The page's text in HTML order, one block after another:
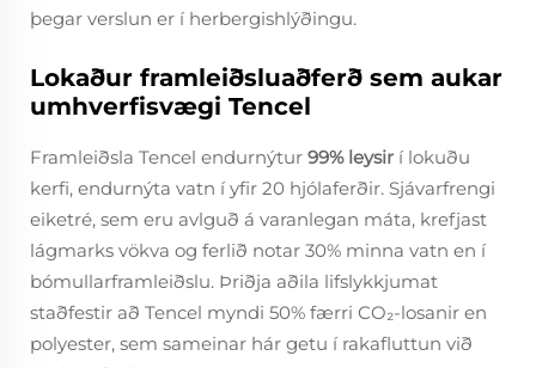
þegar verslun er í herbergishlýðingu.
Lokaður framleiðsluaðferð sem aukar
umhverfisvægi Tencel
Framleiðsla Tencel endurnýtur 99% leysir í lokuðu
kerfi, endurnýta vatn í yfir 20 hjólaferðir. Sjávarfrengi
eiketré, sem eru avlguð á varanlegan máta, krefjast
lágmarks vökva og ferlið notar 30% minna vatn en í
bómullarframleiðslu. Þriðja aðila lifslykkjumat
staðfestir að Tencel myndi 50% færri CO₂-losanir en
polyester, sem sameinar hár getu í rakafluttun við